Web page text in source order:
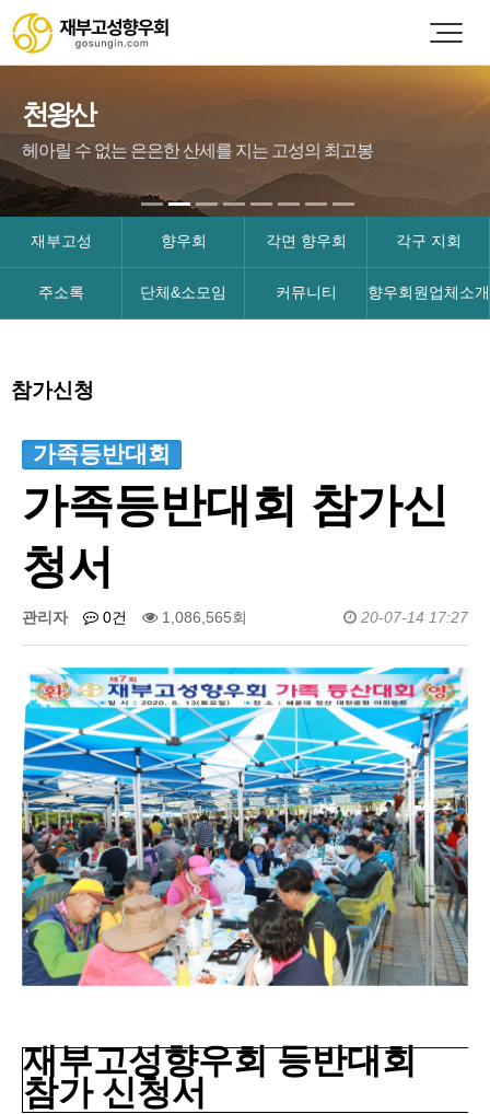
천왕산
헤아릴 수 없는 은은한 산세를 지는 고성의 최고봉
재부고성 향우회 각면 향우회 각구 지회
주소록 단체&소모임 커뮤니티 향우회원업체소개
참가신청
가족등반대회
가족등반대회 참가신
청서
관리자 0건 1,086,565회 20-07-14 17:27
재부고성향우회 등반대회
참가 신청서